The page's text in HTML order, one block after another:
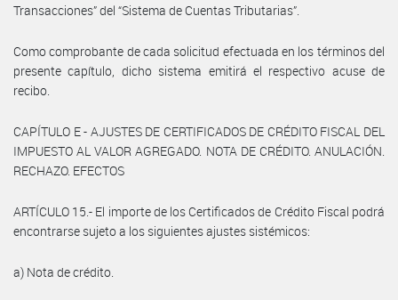
Transacciones” del “Sistema de Cuentas Tributarias”.
Como comprobante de cada solicitud efectuada en los términos del
presente capítulo, dicho sistema emitirá el respectivo acuse de
recibo.
CAPÍTULO E - AJUSTES DE CERTIFICADOS DE CRÉDITO FISCAL DEL
IMPUESTO AL VALOR AGREGADO. NOTA DE CRÉDITO. ANULACIÓN.
RECHAZO. EFECTOS
ARTÍCULO 15.- El importe de los Certificados de Crédito Fiscal podrá
encontrarse sujeto a los siguientes ajustes sistémicos:
a) Nota de crédito.